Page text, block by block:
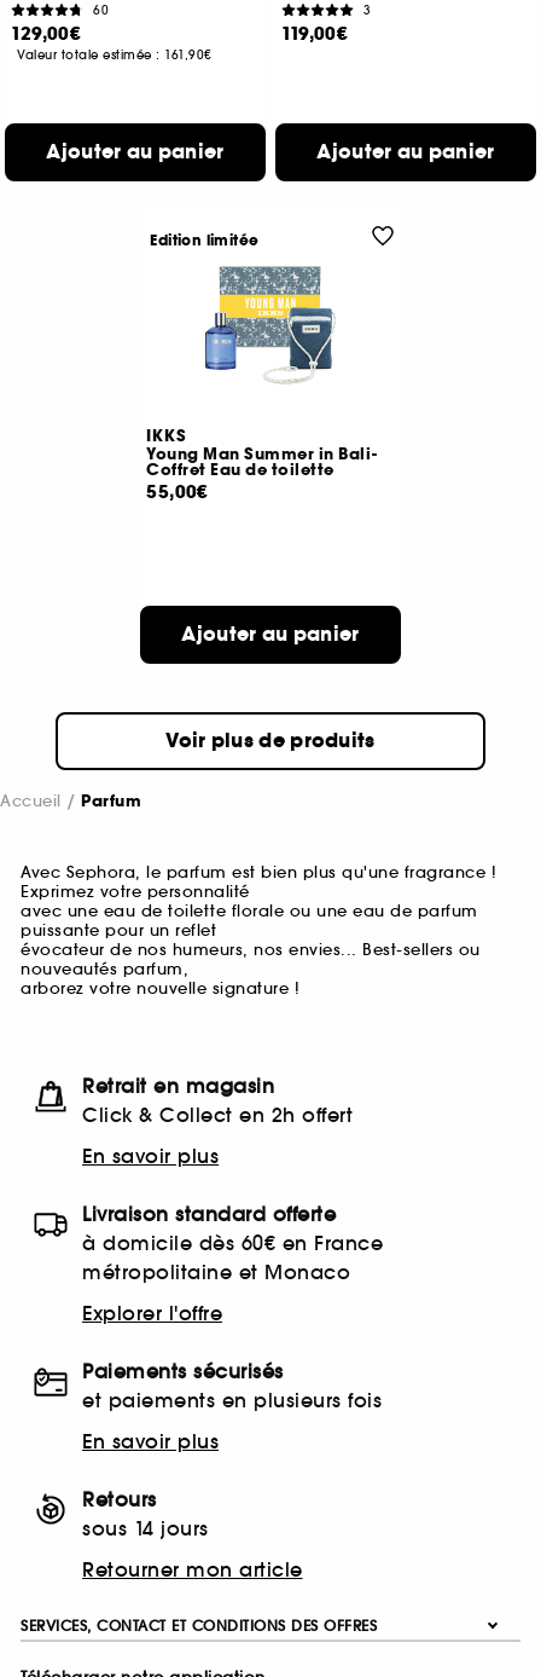
60
129,00€
Valeur totale estimée : 161,90€
Ajouter au panier
3
119,00€
Ajouter au panier
IKKS
Young Man Summer in Bali-
Coffret Eau de toilette
55,00€
Ajouter au panier
Edition limitée
Voir plus de produits
Accueil Parfum
Avec Sephora, le parfum est bien plus qu'une fragrance !
Exprimez votre personnalité
avec une eau de toilette florale ou une eau de parfum
puissante pour un reflet
évocateur de nos humeurs, nos envies... Best-sellers ou
nouveautés parfum,
arborez votre nouvelle signature !
Retrait en magasin
Click & Collect en 2h offert
En savoir plus
Livraison standard offerte
à domicile dès 60€ en France
métropolitaine et Monaco
Explorer l'offre
Paiements sécurisés
et paiements en plusieurs fois
En savoir plus
Retours
sous 14 jours
Retourner mon article
SERVICES, CONTACT ET CONDITIONS DES OFFRES